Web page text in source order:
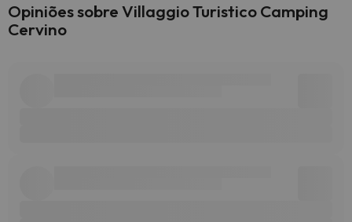
Opiniões sobre Villaggio Turistico Camping
Cervino